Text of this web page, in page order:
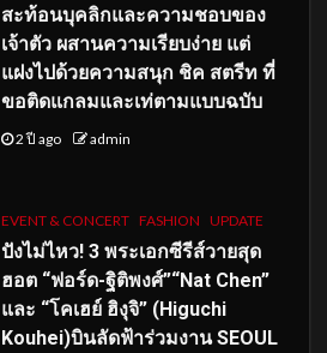
สะท้อนบุคลิกและความชอบของ
เจ้าตัว ผสานความเรียบง่าย แต่
แฝงไปด้วยความสนุก ชิค สตรีท ที่
ขอติดแกลมและเท่ตามแบบฉบับ
2 ปี ago admin
EVENT & CONCERT FASHION UPDATE
ปังไม่ไหว! 3 พระเอกซีรีส์วายสุด
ฮอต “ฟอร์ด-ฐิติพงศ์”“Nat Chen”
และ “โคเฮย์ ฮิงุจิ” (Higuchi
Kouhei)บินลัดฟ้าร่วมงาน SEOUL